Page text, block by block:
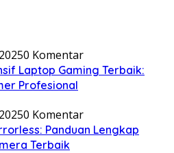
0 Komentar
Laptop Gaming Terbaik:
Profesional
0 Komentar
Panduan Lengkap
Terbaik